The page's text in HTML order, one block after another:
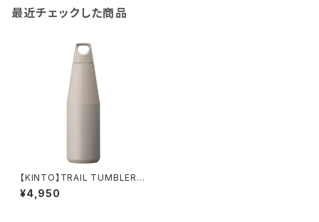
最近チェックした商品
【KINTO】TRAIL TUMBLER 1
080ml
¥4,950